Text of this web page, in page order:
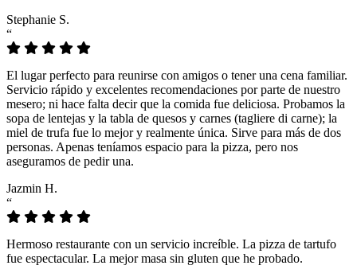
Stephanie S.
“
El lugar perfecto para reunirse con amigos o tener una cena familiar.
Servicio rápido y excelentes recomendaciones por parte de nuestro
mesero; ni hace falta decir que la comida fue deliciosa. Probamos la
sopa de lentejas y la tabla de quesos y carnes (tagliere di carne); la
miel de trufa fue lo mejor y realmente única. Sirve para más de dos
personas. Apenas teníamos espacio para la pizza, pero nos
aseguramos de pedir una.
Jazmin H.
“
Hermoso restaurante con un servicio increíble. La pizza de tartufo
fue espectacular. La mejor masa sin gluten que he probado.